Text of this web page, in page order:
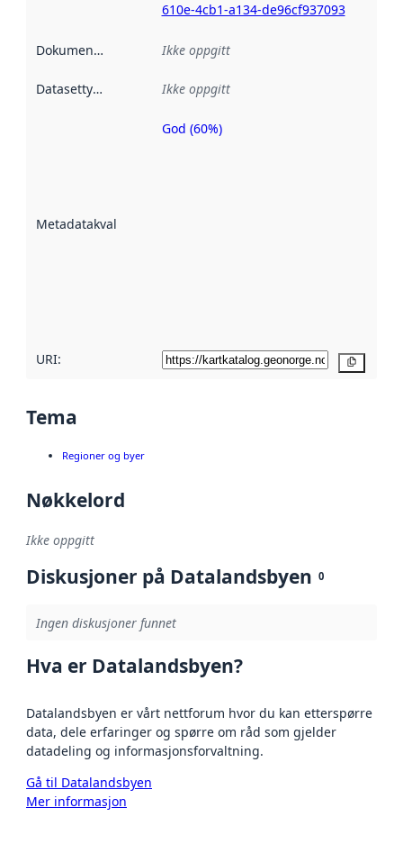
610e-4cb1-a134-de96cf937093
Dokumentasjon Ikke oppgitt
Datasettype Ikke oppgitt
Metadatakvalitet
Metadatakvalitet
God (60%)
URI:
Tema
Regioner og byer
Nøkkelord
Ikke oppgitt
Diskusjoner på Datalandsbyen 0
Ingen diskusjoner funnet
Hva er Datalandsbyen?
Datalandsbyen er vårt nettforum hvor du kan etterspørre
data, dele erfaringer og spørre om råd som gjelder
datadeling og informasjonsforvaltning.
Gå til Datalandsbyen
Mer informasjon